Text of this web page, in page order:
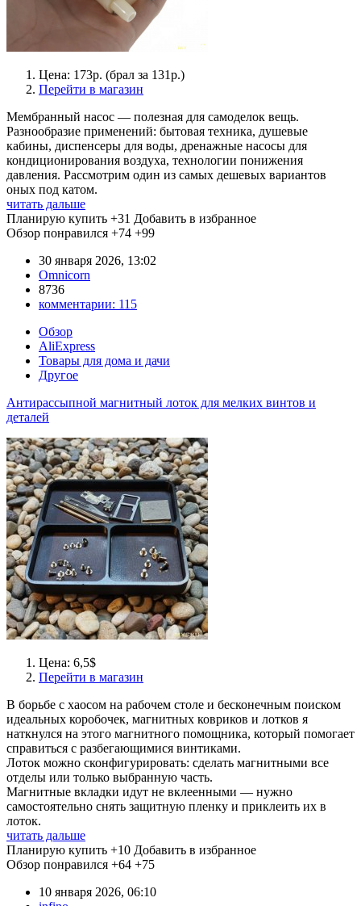
Цена: 173р. (брал за 131р.)
Перейти в магазин
Мембранный насос — полезная для самоделок вещь.
Разнообразие применений: бытовая техника, душевые
кабины, диспенсеры для воды, дренажные насосы для
кондиционирования воздуха, технологии понижения
давления. Рассмотрим один из самых дешевых вариантов
оных под катом.
читать дальше
Планирую купить +31 Добавить в избранное
Обзор понравился +74 +99
30 января 2026, 13:02
Omnicorn
8736
комментарии: 115
Обзор
AliExpress
Товары для дома и дачи
Другое
Антирассыпной магнитный лоток для мелких винтов и
деталей
Цена: 6,5$
Перейти в магазин
В борьбе с хаосом на рабочем столе и бесконечным поиском
идеальных коробочек, магнитных ковриков и лотков я
наткнулся на этого магнитного помощника, который помогает
справиться с разбегающимися винтиками.
Лоток можно сконфигурировать: сделать магнитными все
отделы или только выбранную часть.
Магнитные вкладки идут не вклеенными — нужно
самостоятельно снять защитную пленку и приклеить их в
лоток.
читать дальше
Планирую купить +10 Добавить в избранное
Обзор понравился +64 +75
10 января 2026, 06:10